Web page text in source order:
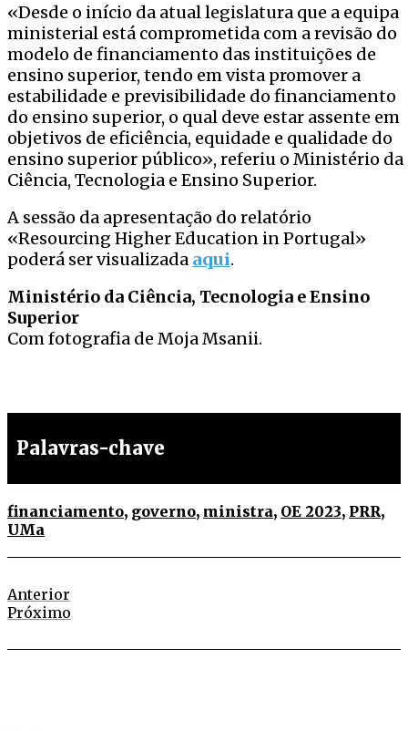
«Desde o início da atual legislatura que a equipa
ministerial está comprometida com a revisão do
modelo de financiamento das instituições de
ensino superior, tendo em vista promover a
estabilidade e previsibilidade do financiamento
do ensino superior, o qual deve estar assente em
objetivos de eficiência, equidade e qualidade do
ensino superior público», referiu o Ministério da
Ciência, Tecnologia e Ensino Superior.
A sessão da apresentação do relatório
«Resourcing Higher Education in Portugal»
poderá ser visualizada aqui.
Ministério da Ciência, Tecnologia e Ensino
Superior
Com fotografia de Moja Msanii.
Palavras-chave
financiamento, governo, ministra, OE 2023, PRR,
UMa
Anterior
Próximo